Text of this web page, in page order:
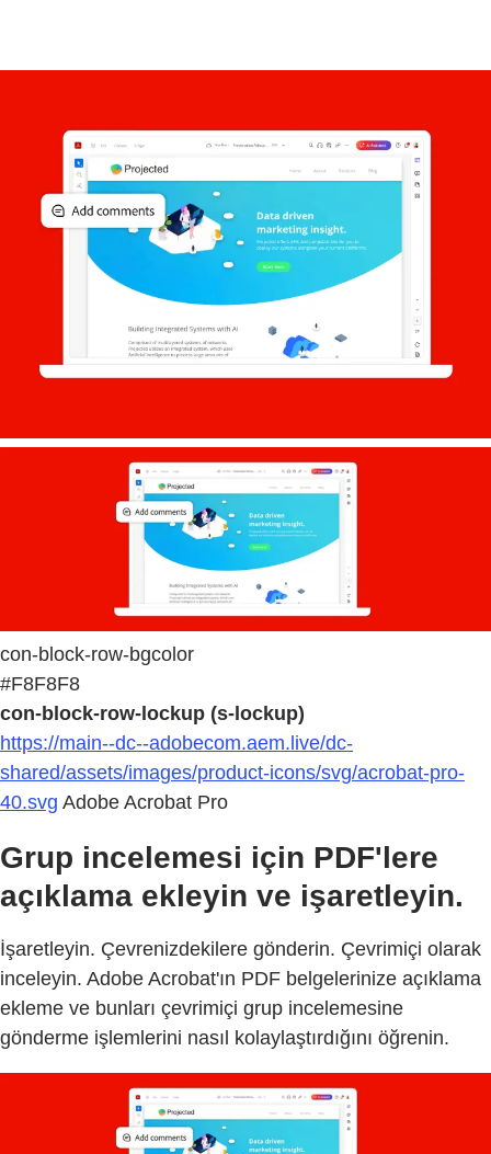
con-block-row-bgcolor
#F8F8F8
con-block-row-lockup (s-lockup)
https://main--dc--adobecom.aem.live/dc-
shared/assets/images/product-icons/svg/acrobat-pro-
40.svg Adobe Acrobat Pro
Grup incelemesi için PDF'lere
açıklama ekleyin ve işaretleyin.
İşaretleyin. Çevrenizdekilere gönderin. Çevrimiçi olarak
inceleyin. Adobe Acrobat'ın PDF belgelerinize açıklama
ekleme ve bunları çevrimiçi grup incelemesine
gönderme işlemlerini nasıl kolaylaştırdığını öğrenin.